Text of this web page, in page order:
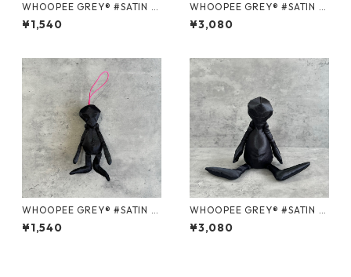
WHOOPEE GREY® #SATIN P
URPLE/Sサイズ
¥1,540
WHOOPEE GREY® #SATIN P
URPLE/Mサイズ
¥3,080
WHOOPEE GREY® #SATIN B
LACK/Sサイズ
¥1,540
WHOOPEE GREY® #SATIN B
LACK/Mサイズ
¥3,080